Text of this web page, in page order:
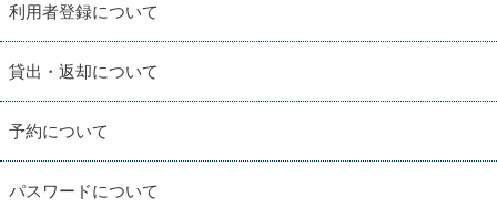
利用者登録について
貸出・返却について
予約について
パスワードについて